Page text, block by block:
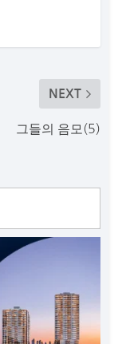
NEXT
그들의 음모(5)